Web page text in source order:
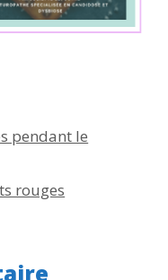
pendant le
rouges